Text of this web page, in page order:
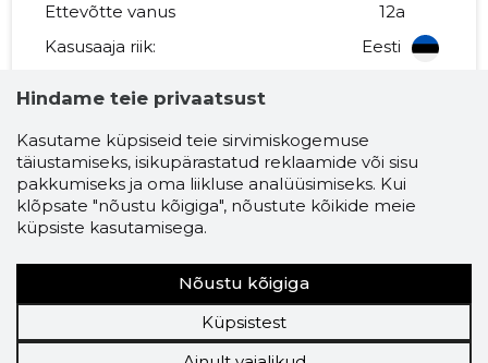
Ettevõtte vanus
12a
Kasusaaja riik:
Eesti
24.01.2014 - ...
2014 2016 2017 2019 2021 2023 2024 2026
KAAK OÜ
Omanikud
?
Hindame teie privaatsust
Kasutame küpsiseid teie sirvimiskogemuse
täiustamiseks, isikupärastatud reklaamide või sisu
pakkumiseks ja oma liikluse analüüsimiseks. Kui
klõpsate "nõustu kõigiga", nõustute kõikide meie
küpsiste kasutamisega.
Nõustu kõigiga
Küpsistest